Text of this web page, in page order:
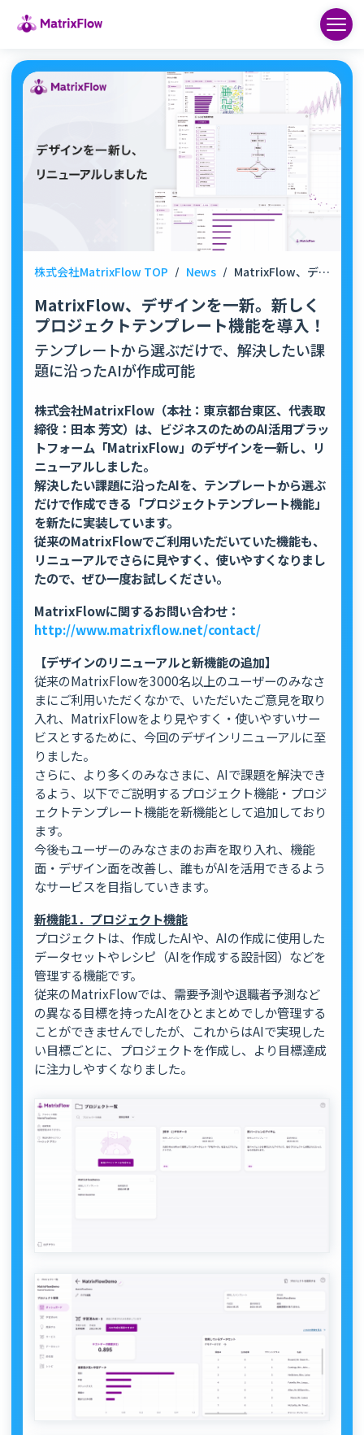
株式会社MatrixFlow TOP / News / MatrixFlow、デザインを一新。新しくプロジェクトテンプレート機能を導入！
MatrixFlow、デザインを一新。新しく
プロジェクトテンプレート機能を導入！
テンプレートから選ぶだけで、解決したい課
題に沿ったAIが作成可能
株式会社MatrixFlow（本社：東京都台東区、代表取
締役：田本 芳文）​は、ビジネスのためのAI活用プラッ
トフォーム「MatrixFlow」のデザインを一新し、リ
ニューアルしました。
解決したい課題に沿ったAIを、テンプレートから選ぶ
だけで作成できる「プロジェクトテンプレート機能」
を新たに実装しています。
従来のMatrixFlowでご利用いただいていた機能も、
リニューアルでさらに見やすく、使いやすくなりまし
たので、ぜひ一度お試しください。
MatrixFlowに関するお問い合わせ：
http://www.matrixflow.net/contact/
【デザインのリニューアルと新機能の追加】
従来のMatrixFlowを3000名以上のユーザーのみなさ
まにご利用いただくなかで、いただいたご意見を取り
入れ、MatrixFlowをより見やすく・使いやすいサー
ビスとするために、今回のデザインリニューアルに至
りました。
さらに、より多くのみなさまに、AIで課題を解決でき
るよう、以下でご説明するプロジェクト機能・プロジ
ェクトテンプレート機能を新機能として追加しており
ます。
今後もユーザーのみなさまのお声を取り入れ、機能
面・デザイン面を改善し、誰もがAIを活用できるよう
なサービスを目指していきます。
新機能1．プロジェクト機能
プロジェクトは、作成したAIや、AIの作成に使用した
データセットやレシピ（AIを作成する設計図）などを
管理する機能です。
従来のMatrixFlowでは、需要予測や退職者予測など
の異なる目標を持ったAIをひとまとめでしか管理する
ことができませんでしたが、これからはAIで実現した
い目標ごとに、プロジェクトを作成し、より目標達成
に注力しやすくなりました。